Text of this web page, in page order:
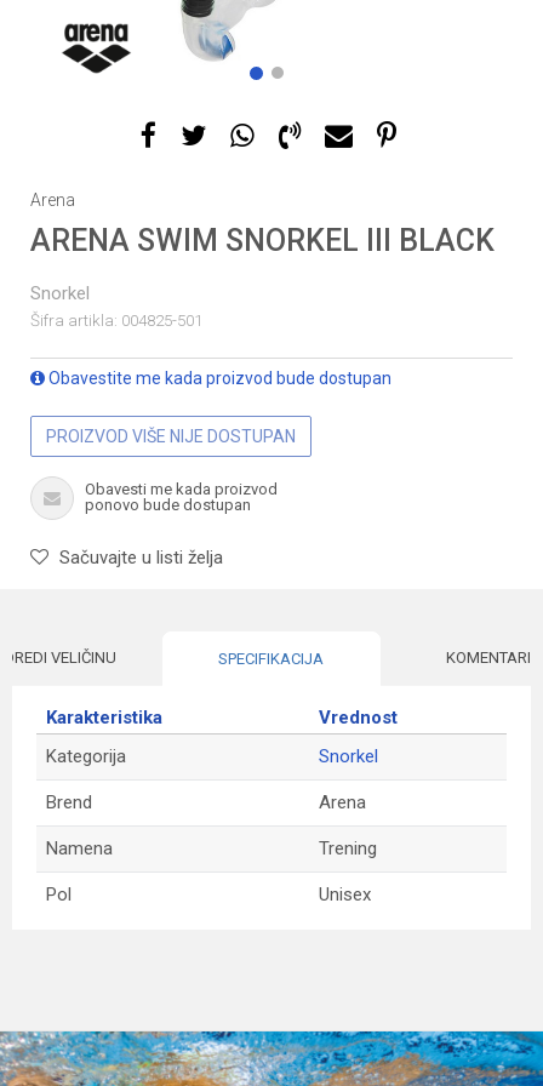
1 2
Arena
ARENA SWIM SNORKEL III BLACK
Snorkel
Šifra artikla: 004825-501
Obavestite me kada proizvod bude dostupan
PROIZVOD VIŠE NIJE DOSTUPAN
Obavesti me kada proizvod
ponovo bude dostupan
Sačuvajte u listi želja
VELIČINU SPECIFIKACIJA KOMENTARI
Karakteristika
Vrednost
Kategorija
Snorkel
Brend Arena
Namena Trening
Pol Unisex
Email